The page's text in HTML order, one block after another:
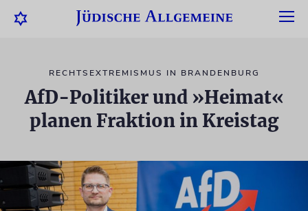
RECHTSEXTREMISMUS IN BRANDENBURG
AfD-Politiker und »Heimat«
planen Fraktion in Kreistag